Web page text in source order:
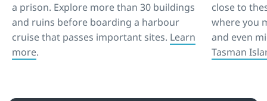
a prison. Explore more than 30 buildings
and ruins before boarding a harbour
cruise that passes important sites. Learn
more.
close to
where you
and even
Tasman